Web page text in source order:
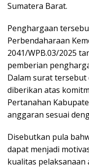
Sumatera Barat.
Penghargaan
Perbendaharaan
2041/WPB.03/2025
pemberian
Dalam surat
diberikan atas
Pertanahan
anggaran sesuai
Disebutkan pula
dapat menjadi
kualitas